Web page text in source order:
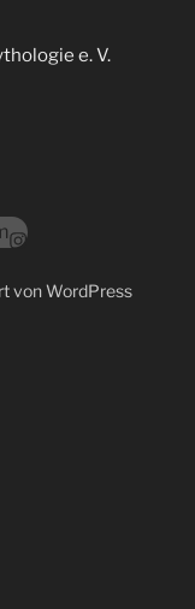
e. V.
von WordPress